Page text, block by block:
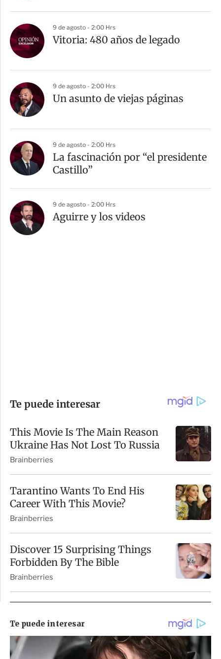
9 de agosto - 2:00 Hrs
Vitoria: 480 años de legado
9 de agosto - 2:00 Hrs
Un asunto de viejas páginas
9 de agosto - 2:00 Hrs
La fascinación por “el presidente
Castillo”
9 de agosto - 2:00 Hrs
Aguirre y los videos